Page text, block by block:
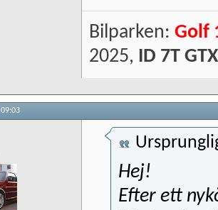
Bilparken: Golf
2025, ID 7T GTX
09:03
Hej!
Efter ett